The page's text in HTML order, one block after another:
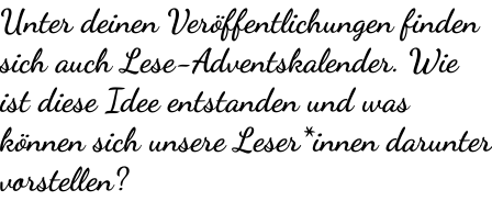
Unter deinen Veröffentlichungen finden
sich auch Lese-Adventskalender. Wie
ist diese Idee entstanden und was
können sich unsere Leser*innen darunter
vorstellen?